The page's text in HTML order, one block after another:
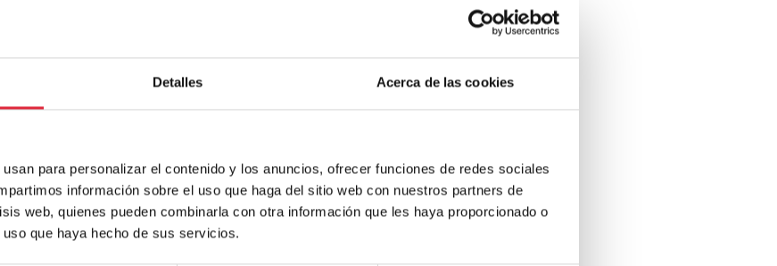
Detalles Acerca de las cookies
para personalizar el contenido y los anuncios, ofrecer funciones de redes sociales
información sobre el uso que haga del sitio web con nuestros partners de
web, quienes pueden combinarla con otra información que les haya proporcionado o
que haya hecho de sus servicios.